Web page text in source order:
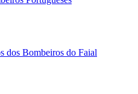
dos Bombeiros do Faial